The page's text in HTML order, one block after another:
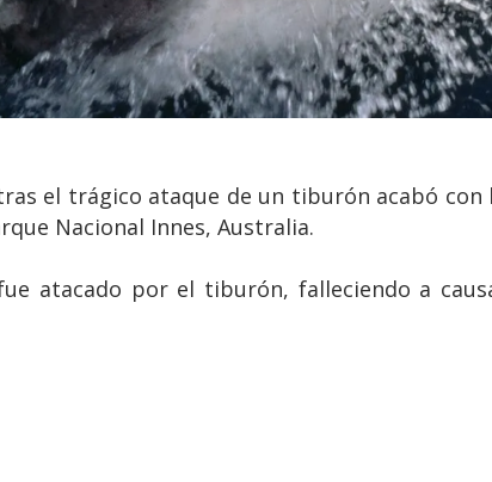
el trágico ataque de un tiburón acabó con
Nacional Innes, Australia.
atacado por el tiburón, falleciendo a